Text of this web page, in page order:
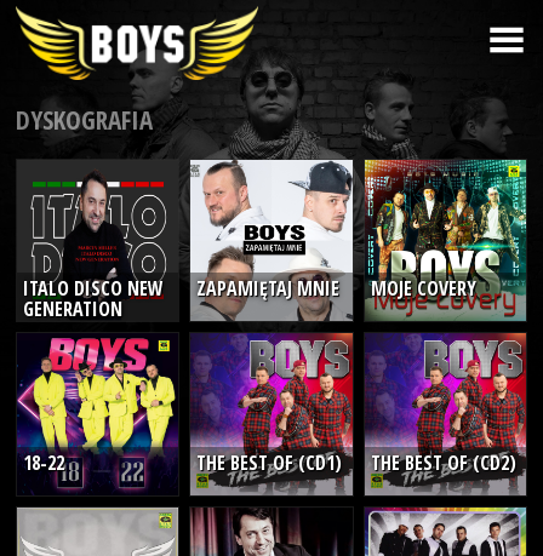
DYSKOGRAFIA
ITALO DISCO NEW
GENERATION
ZAPAMIĘTAJ MNIE MOJE COVERY
18-22 THE BEST OF (CD1) THE BEST OF (CD2)